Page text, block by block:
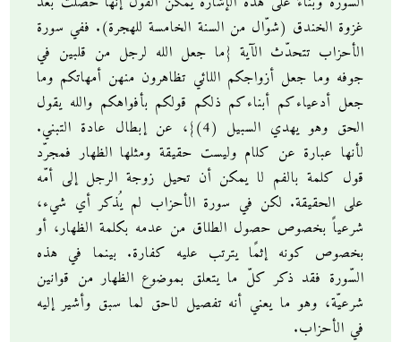
غزوة الخندق (شوّال من السنة الخامسة للهجرة). ففي سورة
الأحزاب تتحدّث الآية {ما جعل الله لرجل من قلبين في
جوفه وما جعل أزواجكم اللائي تظاهرون منهن أمهاتكم وما
جعل أدعياءكم أبناءكم ذلكم قولكم بأفواهكم والله يقول
الحق وهو يهدي السبيل (4)}، عن إبطال عادة التبني.
لأنها عبارة عن كلام وليست حقيقة ومثلها الظهار فمجرّد
قول كلمة بالفم لا يمكن أن تحيل زوجة الرجل إلى أمّه
على الحقيقة. لكن في سورة الأحزاب لم يُذكر أي شيء،
شرعياً بخصوص حصول الطلاق من عدمه بكلمة الظهار، أو
بخصوص كونه إثمًا يترتب عليه كفارة. بينما في هذه
السّورة فقد ذكر كلّ ما يتعلق بموضوع الظهار من قوانين
شرعيّة، وهو ما يعني أنه تفصيل لاحق لما سبق وأشير إليه
في الأحزاب.